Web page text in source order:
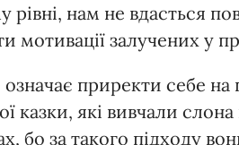
рівні, нам не вдасться
мотивації залучених у
приректи себе на
казки, які вивчали
бо за такого підходу